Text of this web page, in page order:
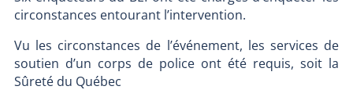
circonstances entourant l’intervention.
Vu les circonstances de l’événement, les services de
soutien d’un corps de police ont été requis, soit la
Sûreté du Québec